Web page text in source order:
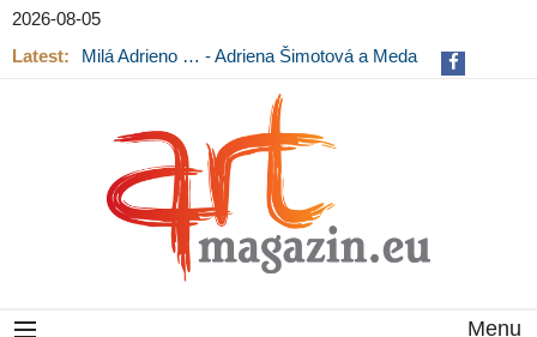
2026-08-05
Latest:
Milá Adrieno … - Adriena Šimotová a Meda
Menu